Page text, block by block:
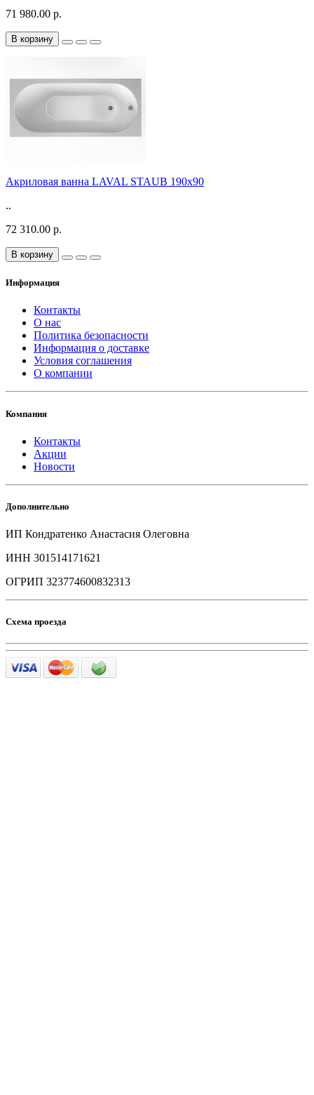
71 980.00 р.
В корзину
Акриловая ванна LAVAL STAUB 190х90
..
72 310.00 р.
В корзину
Информация
Контакты
О нас
Политика безопасности
Информация о доставке
Условия соглашения
О компании
Компания
Контакты
Акции
Новости
Дополнительно
ИП Кондратенко Анастасия Олеговна
ИНН 301514171621
ОГРИП 323774600832313
Схема проезда